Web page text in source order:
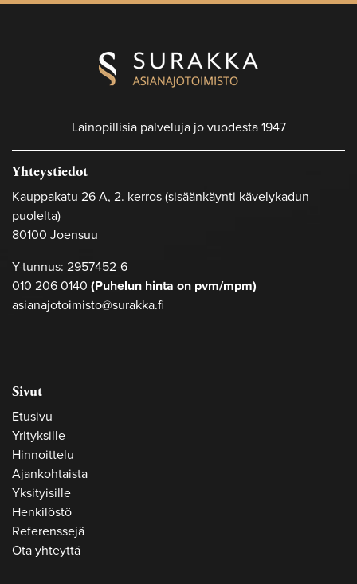
Lainopillisia palveluja jo vuodesta 1947
Yhteystiedot
Kauppakatu 26 A, 2. kerros (sisäänkäynti kävelykadun
puolelta)
80100 Joensuu
Y-tunnus: 2957452-6
010 206 0140 (Puhelun hinta on pvm/mpm)
asianajotoimisto@surakka.fi
Sivut
Etusivu
Yrityksille
Hinnoittelu
Ajankohtaista
Yksityisille
Henkilöstö
Referenssejä
Ota yhteyttä